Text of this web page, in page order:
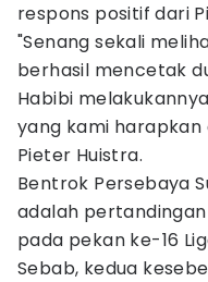
respons positif dari
"Senang sekali
berhasil mencetak
Habibi
yang kami
Pieter Huistra.
Bentrok Persebaya
adalah
pada pekan ke-16
Sebab, kedua